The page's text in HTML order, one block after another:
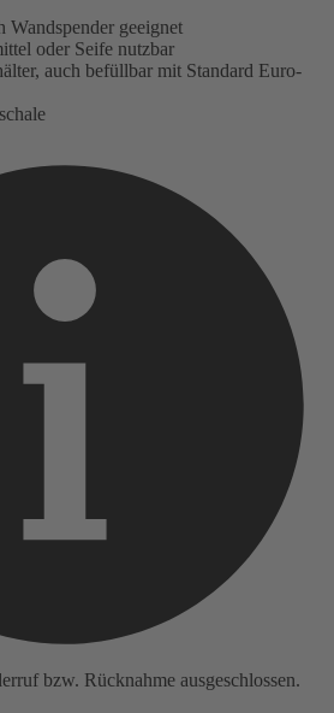
Wandspender geeignet
oder Seife nutzbar
auch befüllbar mit Standard Euro-
bzw. Rücknahme ausgeschlossen.